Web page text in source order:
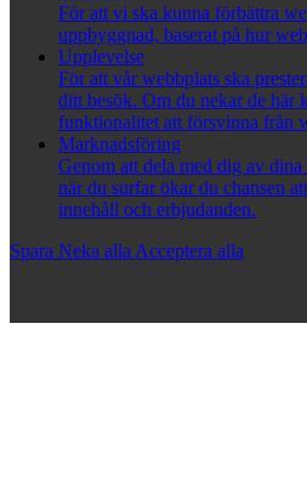
För att vi ska kunna förbättra
uppbyggnad, baserat på hur
Upplevelse
För att vår webbplats ska
ditt besök. Om du nekar de här
funktionalitet att försvinna från
Marknadsföring
Genom att dela med dig av
när du surfar ökar du chansen
innehåll och erbjudanden.
Spara Neka alla Acceptera alla